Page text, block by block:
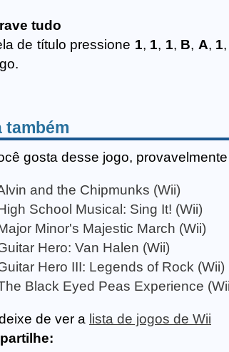
tudo
de título pressione 1, 1, 1, B, A, 1,
também
gosta desse jogo,
and the Chipmunks (Wii)
School Musical: Sing It! (Wii)
Minor's Majestic March (Wii)
Hero: Van Halen (Wii)
Hero III: Legends of Rock (Wii)
Black Eyed Peas Experience
de ver a lista de jogos de Wii